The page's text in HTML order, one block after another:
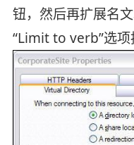
钮，然后再扩展名
“Limit to verb”选项